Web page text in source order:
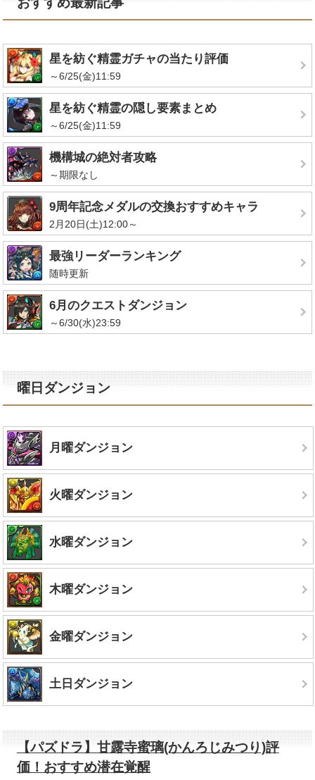
星を紡ぐ精霊ガチャの当たり評価
～6/25(金)11:59
星を紡ぐ精霊の隠し要素まとめ
～6/25(金)11:59
機構城の絶対者攻略
～期限なし
9周年記念メダルの交換おすすめキャラ
2月20日(土)12:00～
最強リーダーランキング
随時更新
6月のクエストダンジョン
～6/30(水)23:59
曜日ダンジョン
月曜ダンジョン
火曜ダンジョン
水曜ダンジョン
木曜ダンジョン
金曜ダンジョン
土日ダンジョン
【パズドラ】甘露寺蜜璃(かんろじみつり)評
価！おすすめ潜在覚醒